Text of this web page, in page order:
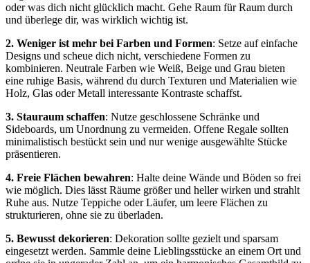
oder was dich nicht glücklich macht. Gehe Raum für Raum durch
und überlege dir, was wirklich wichtig ist.
2. Weniger ist mehr bei Farben und Formen: Setze auf einfache
Designs und scheue dich nicht, verschiedene Formen zu
kombinieren. Neutrale Farben wie Weiß, Beige und Grau bieten
eine ruhige Basis, während du durch Texturen und Materialien wie
Holz, Glas oder Metall interessante Kontraste schaffst.
3. Stauraum schaffen: Nutze geschlossene Schränke und
Sideboards, um Unordnung zu vermeiden. Offene Regale sollten
minimalistisch bestückt sein und nur wenige ausgewählte Stücke
präsentieren.
4. Freie Flächen bewahren: Halte deine Wände und Böden so frei
wie möglich. Dies lässt Räume größer und heller wirken und strahlt
Ruhe aus. Nutze Teppiche oder Läufer, um leere Flächen zu
strukturieren, ohne sie zu überladen.
5. Bewusst dekorieren: Dekoration sollte gezielt und sparsam
eingesetzt werden. Sammle deine Lieblingsstücke an einem Ort und